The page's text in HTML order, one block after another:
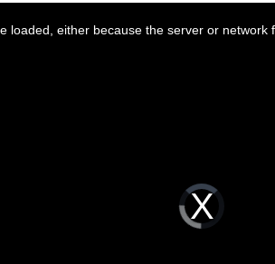
Video
Player
is
loading.
loaded, either because the server or network